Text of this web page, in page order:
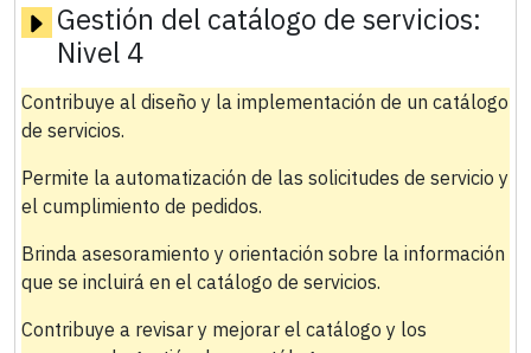
Gestión del catálogo de servicios:
Nivel 4
Contribuye al diseño y la implementación de un catálogo
de servicios.
Permite la automatización de las solicitudes de servicio y
el cumplimiento de pedidos.
Brinda asesoramiento y orientación sobre la información
que se incluirá en el catálogo de servicios.
Contribuye a revisar y mejorar el catálogo y los